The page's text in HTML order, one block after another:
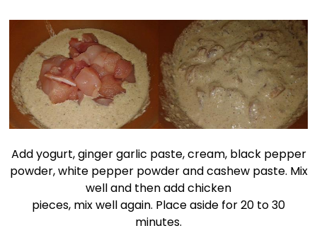
Add yogurt, ginger garlic paste, cream, black pepper
powder, white pepper powder and cashew paste. Mix
well and then add chicken
pieces, mix well again. Place aside for 20 to 30
minutes.